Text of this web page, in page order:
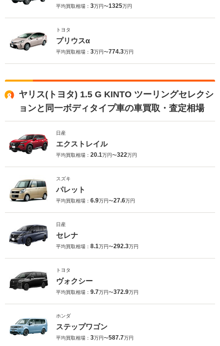
平均買取相場： 3万円〜1325万円
トヨタ
プリウスα
平均買取相場： 3万円〜774.3万円
ヤリス(トヨタ) 1.5 G KINTO ツーリングセレクシ
ョンと同一ボディタイプ車の車買取・査定相場
日産
エクストレイル
平均買取相場： 20.1万円〜322万円
スズキ
パレット
平均買取相場： 6.9万円〜27.6万円
日産
セレナ
平均買取相場： 8.1万円〜292.3万円
トヨタ
ヴォクシー
平均買取相場： 9.7万円〜372.9万円
ホンダ
ステップワゴン
平均買取相場： 3万円〜587.7万円